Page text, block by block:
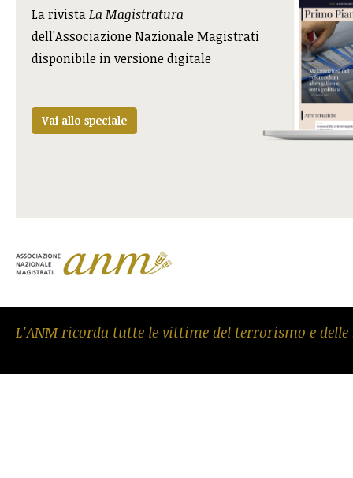
La rivistaLa Magistratura
dell'Associazione Nazionale Magistrati
disponibile in versione digitale
Vai allo speciale
L’ANM ricorda tutte le vittime del terrorismo e